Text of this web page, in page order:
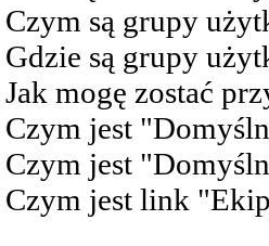
Czym są grupy
Gdzie są grupy
Jak mogę zostać
Czym jest
Czym jest
Czym jest link